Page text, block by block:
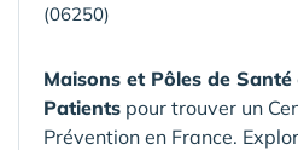
(06250)
Maisons et Pôles de Santé
Patients pour trouver un
Prévention en France.